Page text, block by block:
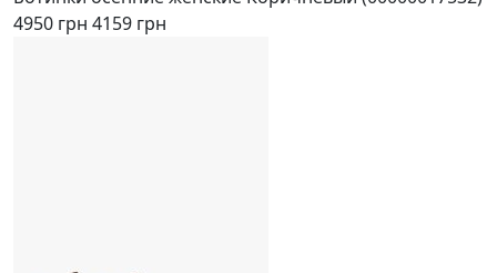
4950 грн 4159 грн